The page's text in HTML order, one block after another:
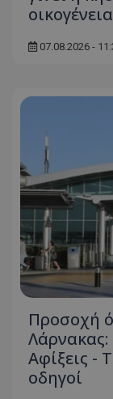
07.08.2026 -
Προσοχή
Λάρνακας:
Αφίξεις -
οδηγοί